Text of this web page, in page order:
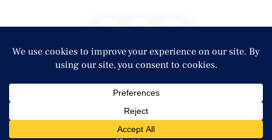
POLJOPRIVREDNO GAZDINSTVO ĐURĐEVIĆ, KOMORANE
COPYRIGHT © 2024